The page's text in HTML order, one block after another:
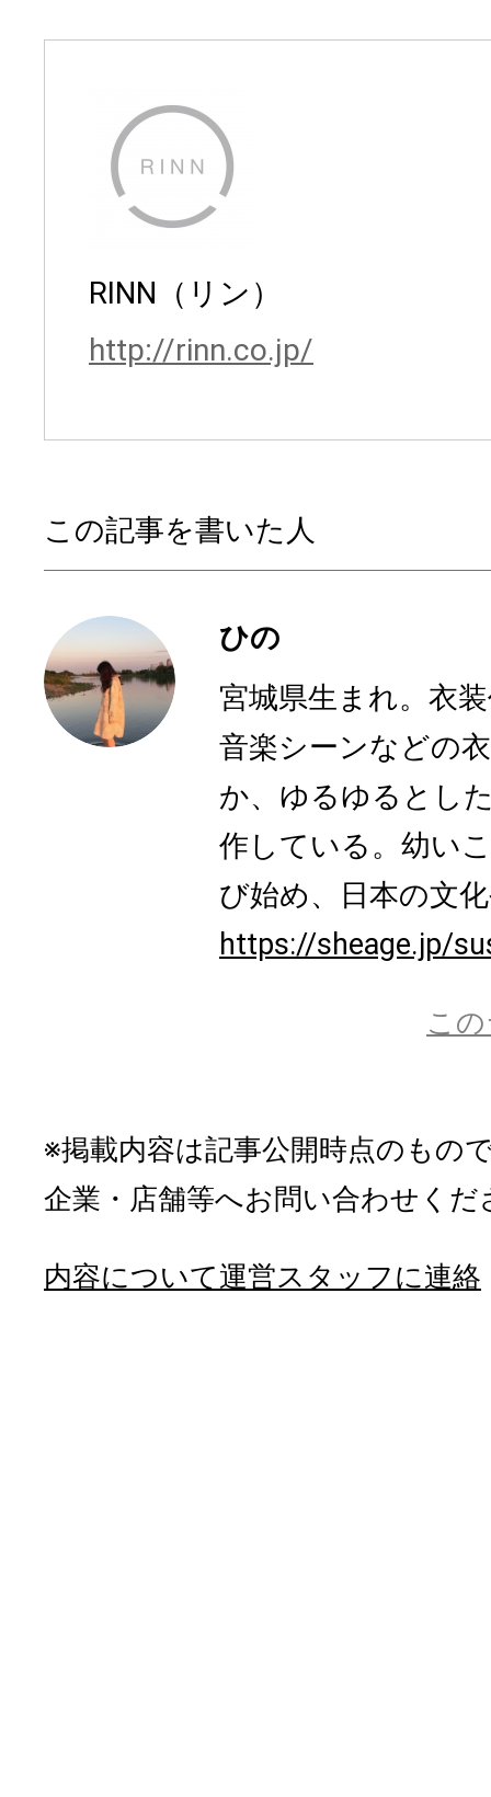
RINN（リン）
http://rinn.co.jp/
この記事を書いた人
ひの
宮城県生まれ。衣
音楽シーンなどの
か、ゆるゆるとし
作している。幼い
び始め、日本の文
https://sheage.jp/
こ
※掲載内容は記事公開時点のもの
企業・店舗等へお問い合わせくだ
内容について運営スタッフに連絡